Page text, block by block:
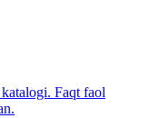
Faqt faol